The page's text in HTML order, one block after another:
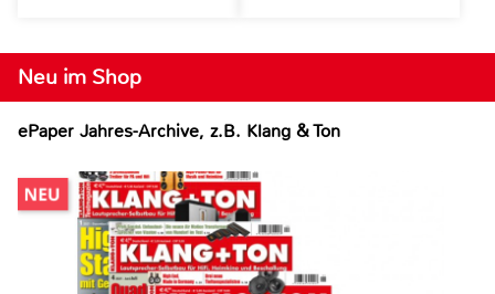
Neu im Shop
ePaper Jahres-Archive, z.B. Klang & Ton